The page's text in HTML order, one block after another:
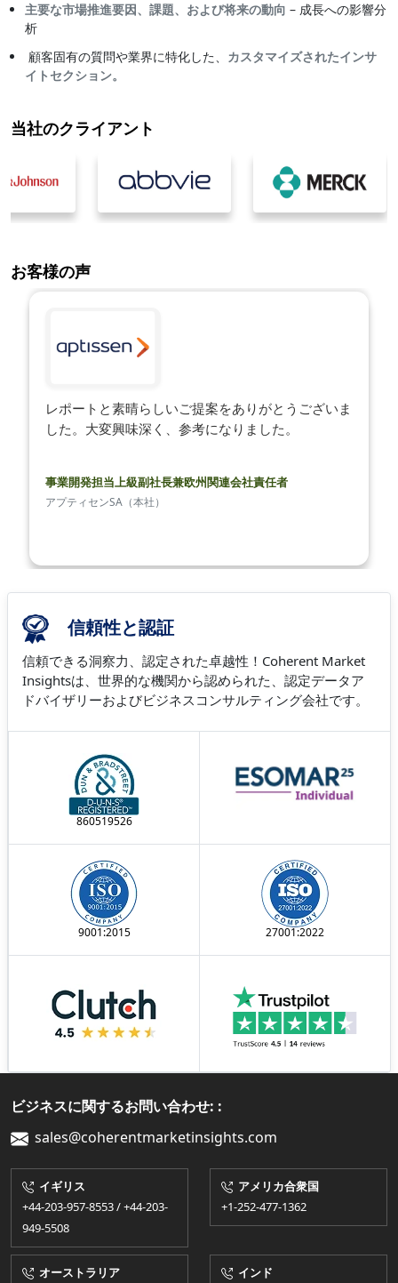
主要な市場推進要因、課題、および将来の動向 – 成長への影響分
析
顧客固有の質問や業界に特化した、 カスタマイズされたインサ
イトセクション。
当社のクライアント
お客様の声
レポートと素晴らしいご提案をありがとうございま
した。大変興味深く、参考になりました。
事業開発担当上級副社長兼欧州関連会社責任者
アプティセンSA（本社）
信頼性と認証
信頼できる洞察力、認定された卓越性！Coherent Market
Insightsは、世界的な機関から認められた、認定データア
ドバイザリーおよびビジネスコンサルティング会社です。
860519526
9001:2015 27001:2022
ビジネスに関するお問い合わせ: :
sales@coherentmarketinsights.com
イギリス
+44-203-957-8553 / +44-203-
949-5508
アメリカ合衆国
+1-252-477-1362
オーストラリア
インド